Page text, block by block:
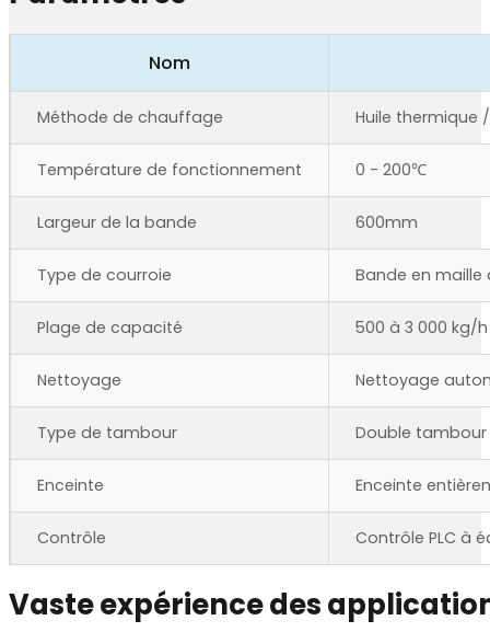
Nom
Méthode de chauffage Huile thermique
Température de fonctionnement 0 - 200℃
Largeur de la bande 600mm
Type de courroie Bande en maille
Plage de capacité 500 à 3 000 kg/h
Nettoyage Nettoyage
Type de tambour Double tambour
Enceinte Enceinte
Contrôle Contrôle PLC à